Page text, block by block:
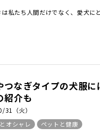
は私たち人間だけでなく、愛犬
つなぎタイプの犬服
紹介も
（火）
オシャレ
ペットと健康